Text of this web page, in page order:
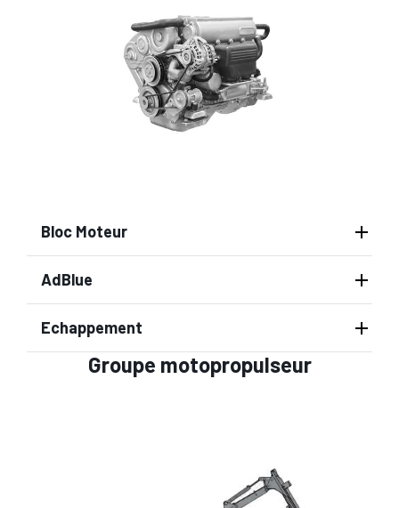
Bloc Moteur
AdBlue
Echappement
Groupe motopropulseur